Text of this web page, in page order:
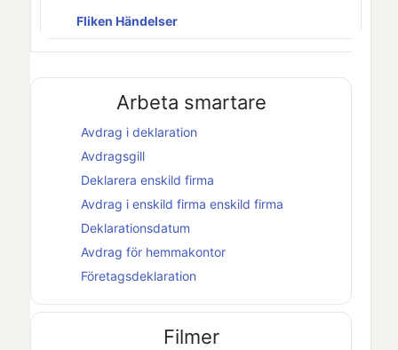
Fliken Händelser
Arbeta smartare
Avdrag i deklaration
Avdragsgill
Deklarera enskild firma
Avdrag i enskild firma enskild firma
Deklarationsdatum
Avdrag för hemmakontor
Företagsdeklaration
Filmer